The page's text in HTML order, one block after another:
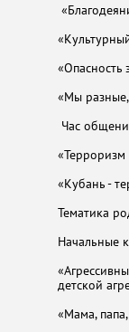
«Опасность
«Мы
Час
«Терроризм
«Кубань -
Тематика
Начальные
детской
«Мама,